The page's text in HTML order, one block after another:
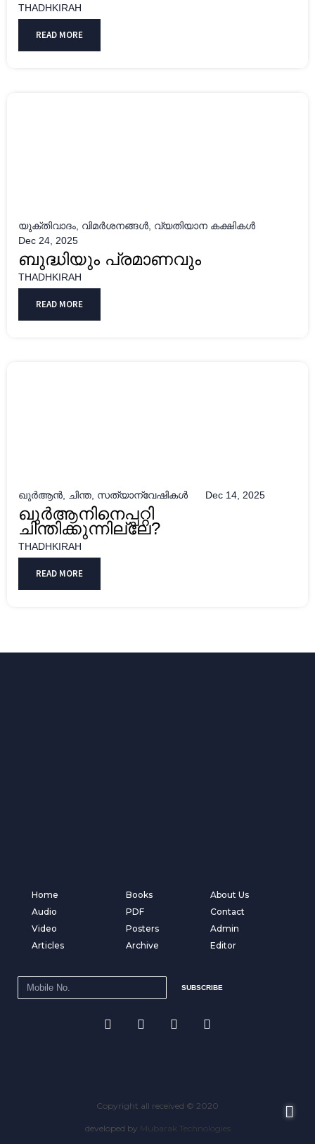
THADHKIRAH
READ MORE
യുക്തിവാദം വിമർശനങ്ങൾ വ്യതിയാന കക്ഷികൾ
Dec 24, 2025
ബുദ്ധിയും പ്രമാണവും
THADHKIRAH
READ MORE
ഖുർആൻ ചിന്ത സത്യാന്വേഷികൾ Dec 14, 2025
ഖുര്‍ആനിനെപ്പറ്റി
ചിന്തിക്കുന്നില്ലേ?
THADHKIRAH
READ MORE
Home
Audio
Video
Articles
Books
PDF
Posters
Archive
About Us
Contact
Admin
Editor
SUBSCRIBE
Copyright all received © 2020
developed by Mubarak Technologies